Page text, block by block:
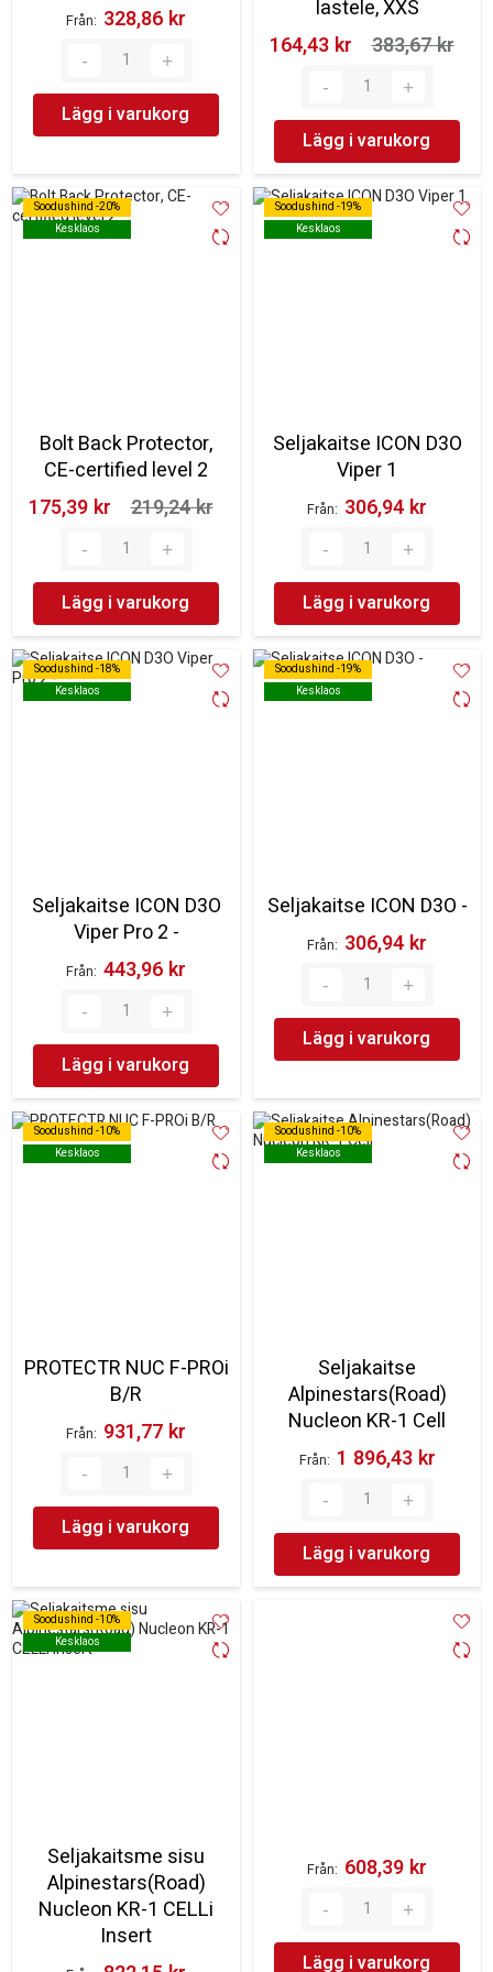
Från 328,86 kr‎
Lägg i varukorg
lastele, XXS
164,43 kr‎
383,67 kr‎
Lägg i varukorg
Soodushind -20%
Kesklaos
Soodushind -20%
Kesklaos
Bolt Back Protector,
CE-certified level 2
175,39 kr‎
219,24 kr‎
Lägg i varukorg
Soodushind -19%
Kesklaos
Soodushind -19%
Kesklaos
Seljakaitse ICON D3O
Viper 1
Från 306,94 kr‎
Lägg i varukorg
Soodushind -18%
Kesklaos
Soodushind -18%
Kesklaos
Seljakaitse ICON D3O
Viper Pro 2 -
Från 443,96 kr‎
Lägg i varukorg
Soodushind -19%
Kesklaos
Soodushind -19%
Kesklaos
Seljakaitse ICON D3O -
Från 306,94 kr‎
Lägg i varukorg
Soodushind -10%
Kesklaos
Soodushind -10%
Kesklaos
PROTECTR NUC F-PROi
B/R
Från 931,77 kr‎
Lägg i varukorg
Soodushind -10%
Kesklaos
Soodushind -10%
Kesklaos
Seljakaitse
Alpinestars(Road)
Nucleon KR-1 Cell
Från 1 896,43 kr‎
Lägg i varukorg
Soodushind -10%
Kesklaos
Soodushind -10%
Kesklaos
Seljakaitsme sisu
Alpinestars(Road)
Nucleon KR-1 CELLi
Insert
Från 608,39 kr‎
Lägg i varukorg